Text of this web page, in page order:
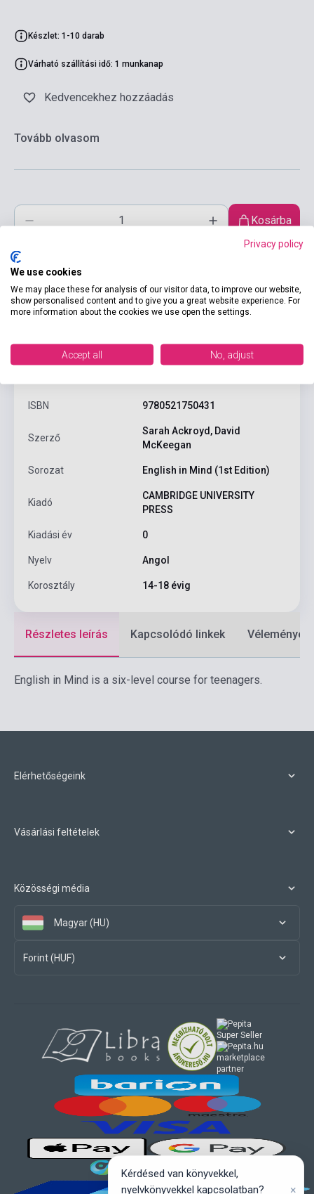
Készlet: 1-10 darab
Várható szállítási idő: 1 munkanap
Kedvencekhez hozzáadás
Tovább olvasom
Kosárba
Termékjellemzők
ISBN 9780521750431
Szerző
Sarah Ackroyd, David
McKeegan
Sorozat English in Mind (1st Edition)
Kiadó
CAMBRIDGE UNIVERSITY
PRESS
Kiadási év 0
Nyelv Angol
Korosztály 14-18 évig
Részletes leírás Kapcsolódó linkek Vélemények
English in Mind is a six-level course for teenagers.
Elérhetőségeink
Vásárlási feltételek
Közösségi média
Magyar (HU)
Forint (HUF)
marketplace
partner
Privacy policy
We use cookies
We may place these for analysis of our visitor data, to improve our website,
show personalised content and to give you a great website experience. For
more information about the cookies we use open the settings.
Accept all No, adjust
Kérdésed van könyvekkel,
nyelvkönyvekkel kapcsolatban?
×